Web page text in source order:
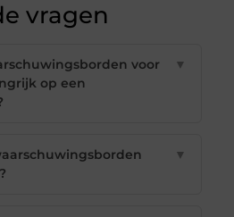
vragen
voor
op een
▼
▼